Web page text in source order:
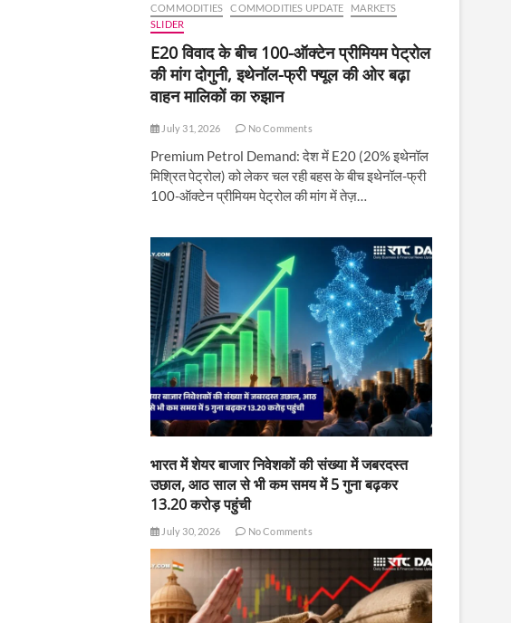
COMMODITIES COMMODITIES UPDATE
MARKETS
SLIDER
E20 विवाद के बीच 100-ऑक्टेन प्रीमियम पेट्रोल
की मांग दोगुनी, इथेनॉल-फ्री फ्यूल की ओर बढ़ा
वाहन मालिकों का रुझान
July 31, 2026 No Comments
Premium Petrol Demand: देश में E20 (20% इथेनॉल
मिश्रित पेट्रोल) को लेकर चल रही बहस के बीच इथेनॉल-फ्री
100-ऑक्टेन प्रीमियम पेट्रोल की मांग में तेज़…
भारत में शेयर बाजार निवेशकों की संख्या में जबरदस्त
उछाल, आठ साल से भी कम समय में 5 गुना बढ़कर
13.20 करोड़ पहुंची
July 30, 2026 No Comments